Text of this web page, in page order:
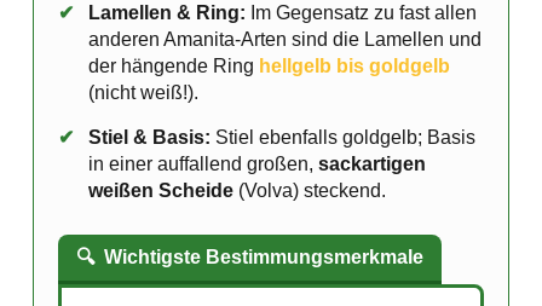
✔ Lamellen & Ring: Im Gegensatz zu fast allen
anderen Amanita-Arten sind die Lamellen und
der hängende Ring hellgelb bis goldgelb
(nicht weiß!).
✔ Stiel & Basis: Stiel ebenfalls goldgelb; Basis
in einer auffallend großen, sackartigen
weißen Scheide (Volva) steckend.
🔍 Wichtigste Bestimmungsmerkmale